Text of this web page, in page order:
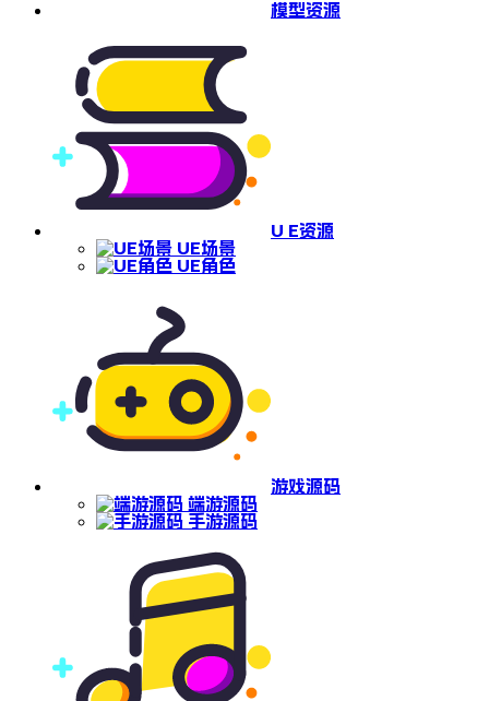
模型资源
U E资源
UE场景
UE角色
游戏源码
端游源码
手游源码